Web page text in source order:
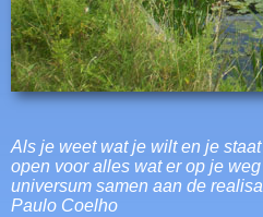
Als je weet wat je wilt en je
open voor alles wat er op je
universum samen aan de
Paulo Coelho